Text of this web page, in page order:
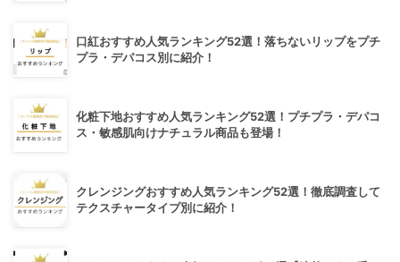
口紅おすすめ人気ランキング52選！落ちないリップをプチ
プラ・デパコス別に紹介！
化粧下地おすすめ人気ランキング52選！プチプラ・デパコ
ス・敏感肌向けナチュラル商品も登場！
クレンジングおすすめ人気ランキング52選！徹底調査して
テクスチャータイプ別に紹介！